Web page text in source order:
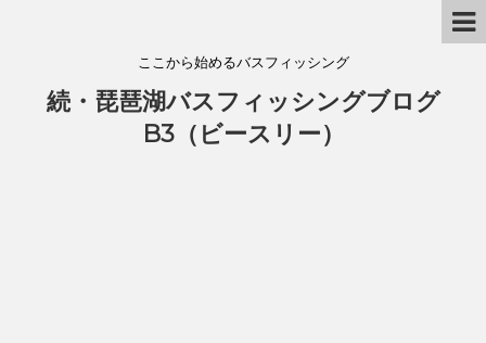
ここから始めるバスフィッシング
続・琵琶湖バスフィッシングブログ
B3（ビースリー）